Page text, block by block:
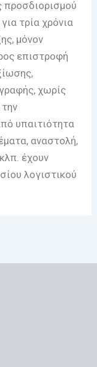
τρία χρόνια
μόνον
επιστροφή
χωρίς
υπαιτιότητα
αναστολή,
έχουν
λογιστικού